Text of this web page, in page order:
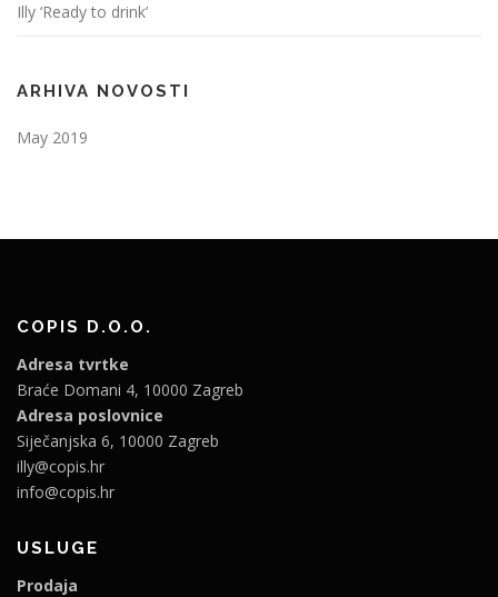
Illy ‘Ready to drink’
ARHIVA NOVOSTI
May 2019
COPIS D.O.O.
Adresa tvrtke
Braće Domani 4, 10000 Zagreb
Adresa poslovnice
Siječanjska 6, 10000 Zagreb
illy@copis.hr
info@copis.hr
USLUGE
Prodaja